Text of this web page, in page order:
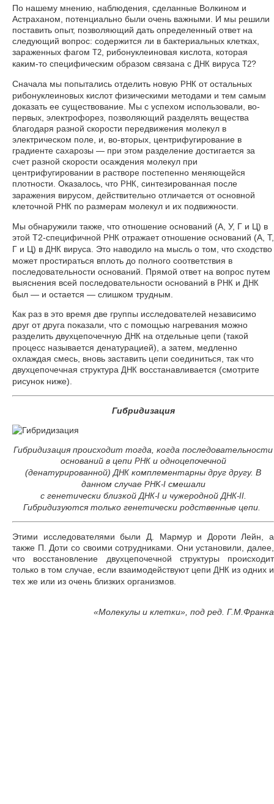
По нашему мнению, наблюдения, сделанные Волкином и
Астраханом, потенциально были очень важными. И мы решили
поставить опыт, позволяющий дать определенный ответ на
следующий вопрос: содержится ли в бактериальных клетках,
зараженных фагом
Т2 , рибонуклеиновая кислота, которая
каким-то специфическим образом связана с ДНК вируса Т2?
Сначала мы попытались отделить новую РНК от остальных
рибонуклеиновых кислот физическими методами и тем самым
доказать ее существование. Мы с успехом использовали, во-
первых, электрофорез, позволяющий разделять вещества
благодаря разной скорости передвижения молекул в
электрическом поле, и, во-вторых, центрифугирование в
градиенте сахарозы — при этом разделение достигается за
счет разной скорости осаждения молекул при
центрифугировании в растворе постепенно меняющейся
плотности. Оказалось, что РНК , синтезированная после
заражения вирусом, действительно отличается от основной
клеточной РНК по размерам молекул и их подвижности.
Мы обнаружили также, что отношение оснований (А, У, Г и Ц) в
этой Т2-специфичной РНК отражает отношение оснований (А, Т,
Г и Ц) в ДНК вируса. Это наводило на мысль о том, что сходство
может простираться вплоть до полного соответствия в
последовательности оснований. Прямой ответ на вопрос путем
выяснения всей последовательности оснований в РНК и ДНК
был — и остается — слишком трудным.
Как раз в это время две группы исследователей независимо
друг от друга показали, что с помощью нагревания можно
разделить двухцепочечную ДНК на отдельные цепи (такой
процесс называется денатурацией), а затем, медленно
охлаждая смесь, вновь заставить цепи соединиться, так что
двухцепочечная структура ДНК восстанавливается (смотрите
рисунок ниже).
Гибридизация
Гибридизация происходит тогда, когда последовательности
оснований в цепи РНКи одноцепочечной
(денатурированной) ДНК комплементарны друг другу. В
данном случае PHK-Iсмешали
с генетически близкой ДНК-Iи чужеродной ДНК-II.
Гибридизуются только генетически родственные цепи.
Этими исследователями были Д. Мармур и Дороти Лейн, а
также П. Доти со своими сотрудниками. Они установили, далее,
что восстановление двухцепочечной структуры происходит
только в том случае, если взаимодействуют цепи ДНК из одних и
тех же или из очень близких организмов.
«Молекулы и клетки», под ред. Г.М.Франка